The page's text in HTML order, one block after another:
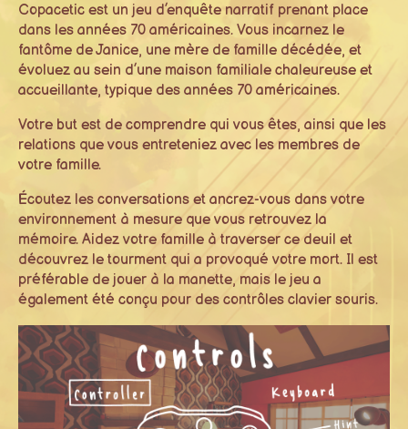
Copacetic est un jeu d’enquête narratif prenant place
dans les années 70 américaines. Vous incarnez le
fantôme de Janice, une mère de famille décédée, et
évoluez au sein d’une maison familiale chaleureuse et
accueillante, typique des années 70 américaines.
Votre but est de comprendre qui vous êtes, ainsi que les
relations que vous entreteniez avec les membres de
votre famille.
Écoutez les conversations et ancrez-vous dans votre
environnement à mesure que vous retrouvez la
mémoire. Aidez votre famille à traverser ce deuil et
découvrez le tourment qui a provoqué votre mort. Il est
préférable de jouer à la manette, mais le jeu a
également été conçu pour des contrôles clavier souris.